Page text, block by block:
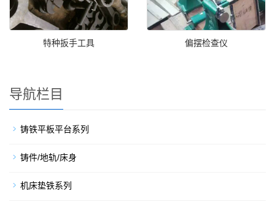
特种扳手工具 偏摆检查仪
导航栏目
铸铁平板平台系列
铸件/地轨/床身
机床垫铁系列